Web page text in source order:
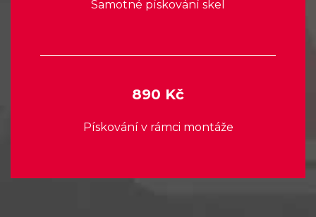
Samotné pískování skel
890 Kč
Pískování v rámci montáže